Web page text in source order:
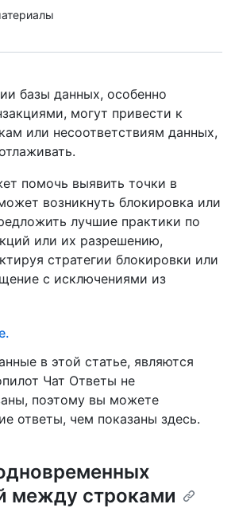
базы данных, особенно
могут привести к
или несоответствиям данных,
помочь выявить точки в
возникнуть блокировка или
лучшие практики по
или их разрешению,
стратегии блокировки или
с исключениями из
в этой статье, являются
Чат Ответы не
поэтому вы можете
ответы, чем показаны здесь.
между строками